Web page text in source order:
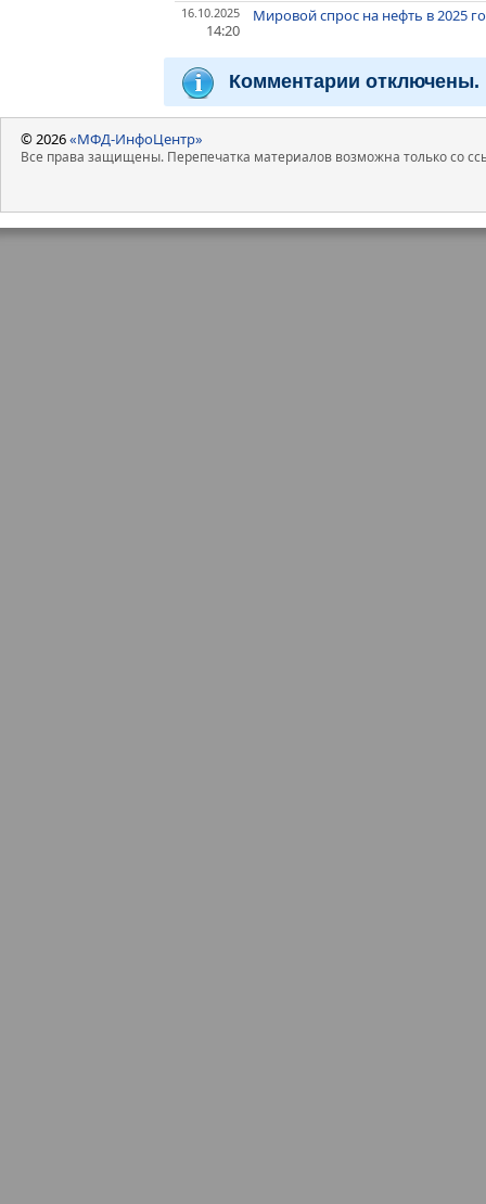
16.10.2025
14:20
Мировой спрос на нефть в 2025
Комментарии отключены.
© 2026«МФД-ИнфоЦентр»
Все права защищены. Перепечатка материалов возможна только со